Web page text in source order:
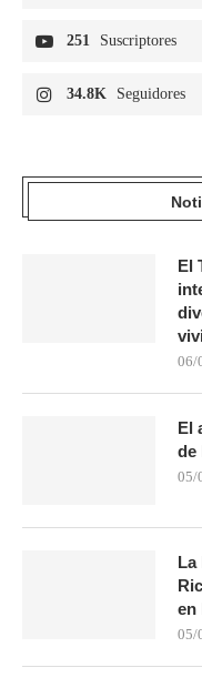
251 Suscriptores
34.8K Seguidores
El
06/
El
de
05/
La
en
05/